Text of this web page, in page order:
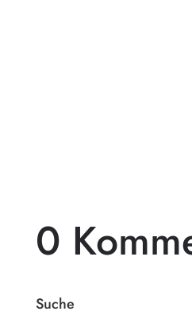
0
Suche